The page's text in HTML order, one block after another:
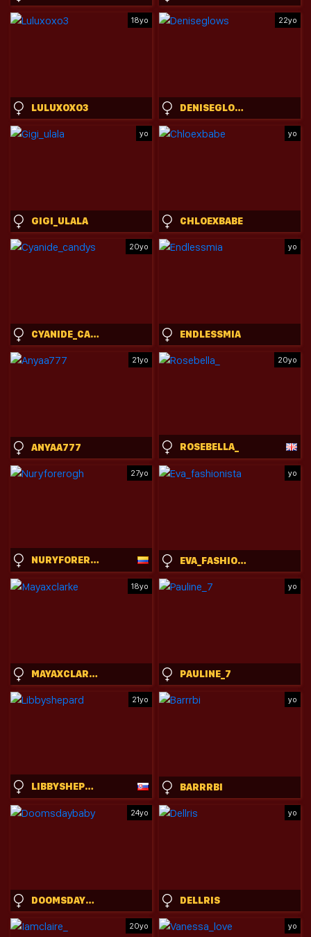
18yo
LULUXOXO3
22yo
DENISEGLOWS
yo
GIGI_ULALA
yo
CHLOEXBABE
20yo
CYANIDE_CANDYS
yo
ENDLESSMIA
21yo
ANYAA777
20yo
ROSEBELLA_
27yo
NURYFOREROGH
yo
EVA_FASHIONISTA
18yo
MAYAXCLARKE
yo
PAULINE_7
21yo
LIBBYSHEPARD
yo
BARRRBI
24yo
DOOMSDAYBABY
yo
DELLRIS
20yo yo